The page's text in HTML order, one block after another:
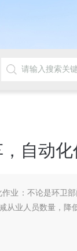
自动
业：不论是环卫
从业人员数量，降